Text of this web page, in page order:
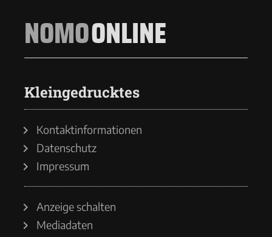
NOMOONLINE
Kleingedrucktes
Kontaktinformationen
Datenschutz
Impressum
Anzeige schalten
Mediadaten